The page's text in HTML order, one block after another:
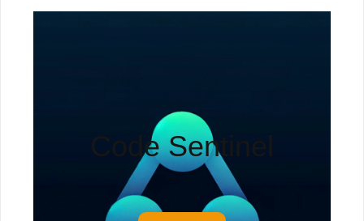
Code Sentinel